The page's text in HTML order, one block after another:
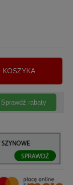
KOSZYKA
Sprawdź rabaty